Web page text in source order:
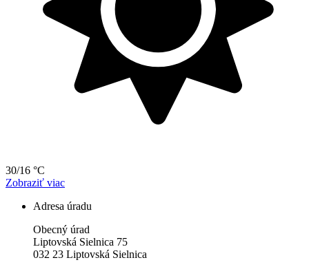
30/16 °C
Zobraziť viac
Adresa úradu
Obecný úrad
Liptovská Sielnica 75
032 23 Liptovská Sielnica